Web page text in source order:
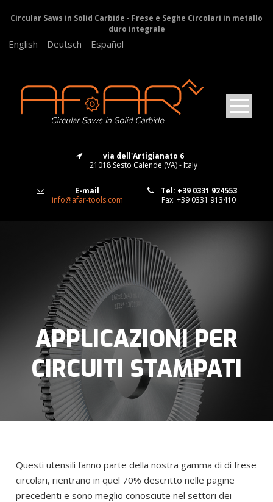
Circular Saws in Solid Carbide - Frese e Seghe Circolari in metallo
duro integrale
English Deutsch Español
via dell'Artigianato 6
21018 Sesto Calende (VA) - Italy
E-mail
info@afar-tools.com
Tel: +39 0331 924553
Fax: +39 0331 913410
APPLICAZIONI PER
CIRCUITI STAMPATI
Questi utensili fanno parte della nostra gamma di di frese
circolari, rientrano in quel 70% descritto nelle pagine
precedenti e sono meglio conosciute nel settori dei